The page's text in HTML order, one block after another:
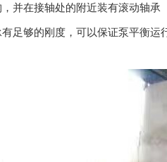
并在接轴处的附近装有滚动轴承
足够的刚度，可以保证泵平衡运